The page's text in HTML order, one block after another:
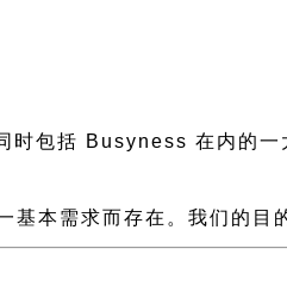
包括 Busyness 在内的
基本需求而存在。我们的